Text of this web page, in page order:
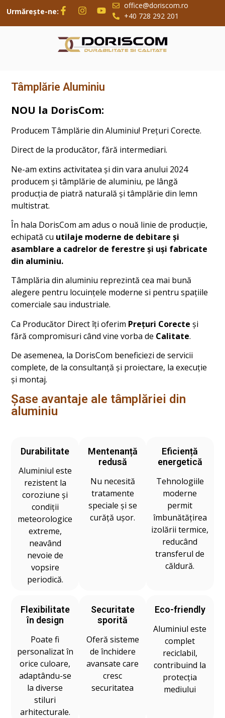
Urmărește-ne:
office@doriscom.ro
+40 728 292 201
Tâmplărie Aluminiu
NOU la DorisCom:
Producem Tâmplărie din Aluminiu! Prețuri Corecte.
Direct de la producător, fără intermediari.
Ne-am extins activitatea și din vara anului 2024
producem și tâmplărie de aluminiu, pe lângă
producția de piatră naturală și tâmplărie din lemn
multistrat.
În hala DorisCom am adus o nouă linie de producție,
echipată cu utilaje moderne de debitare și
asamblare a cadrelor de ferestre și uși fabricate
din aluminiu.
Tâmplăria din aluminiu reprezintă cea mai bună
alegere pentru locuințele moderne si pentru spațiile
comerciale sau industriale.
Ca Producător Direct îți oferim Prețuri Corecte și
fără compromisuri când vine vorba de Calitate.
De asemenea, la DorisCom beneficiezi de servicii
complete, de la consultanță și proiectare, la execuție
și montaj.
Șase avantaje ale tâmplăriei din
aluminiu
Durabilitate
Aluminiul este
rezistent la
coroziune și
condiții
meteorologice
extreme,
neavând
nevoie de
vopsire
periodică.
Mentenanță
redusă
Nu necesită
tratamente
speciale și se
curăță ușor.
Eficiență
energetică
Tehnologiile
moderne
permit
îmbunătățirea
izolării termice,
reducând
transferul de
căldură.
Flexibilitate
în design
Poate fi
personalizat în
orice culoare,
adaptându-se
la diverse
stiluri
arhitecturale.
Securitate
sporită
Oferă sisteme
de închidere
avansate care
cresc
securitatea
Eco-friendly
Aluminiul este
complet
reciclabil,
contribuind la
protecția
mediului